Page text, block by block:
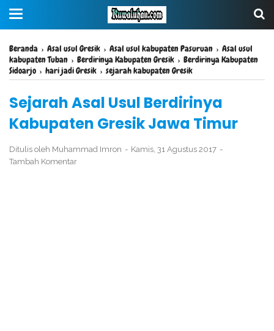
Beranda › Asal usul Gresik › Asal usul kabupaten Pasuruan › Asal usul
kabupaten Tuban › Berdirinya Kabupaten Gresik › Berdirinya Kabupaten
Sidoarjo › hari jadi Gresik ›sejarah kabupaten Gresik
Sejarah Asal Usul Berdirinya
Kabupaten Gresik Jawa Timur
Ditulis oleh Muhammad Imron
Kamis, 31 Agustus 2017
Tambah Komentar